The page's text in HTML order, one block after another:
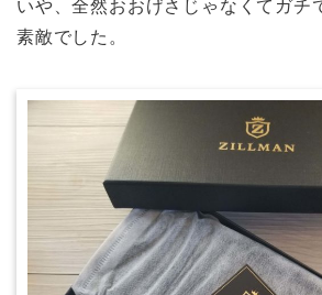
いや、全然おおげさじゃなくてガチ
素敵でした。